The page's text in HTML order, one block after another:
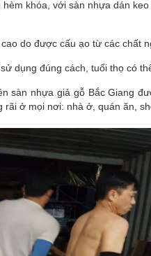
khóa, với sàn nhựa dán
do được cấu ạo từ các chất
dụng đúng cách, tuổi thọ có
sàn nhựa giả gỗ Bắc Giang
ở mọi nơi: nhà ở, quán ăn,